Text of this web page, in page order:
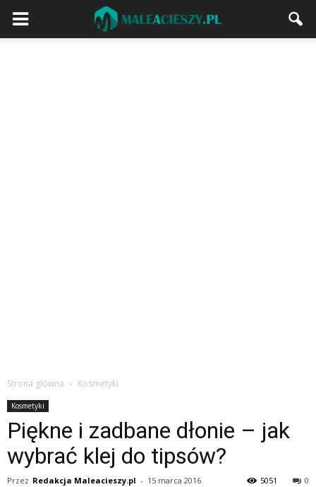
Strona główna Kosmetyki
Kosmetyki
Piękne i zadbane dłonie – jak
wybrać klej do tipsów?
Przez Redakcja Maleacieszy.pl - 15 marca 2016 0
5051